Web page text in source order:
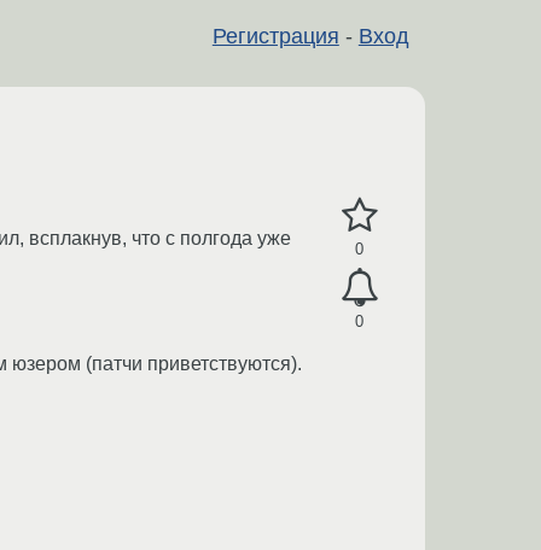
Регистрация - Вход
0
0
всплакнув, что с полгода уже
юзером (патчи приветствуются).